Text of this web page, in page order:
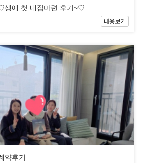
생애 첫 내집마련 후기~♡
내용보기
약후기